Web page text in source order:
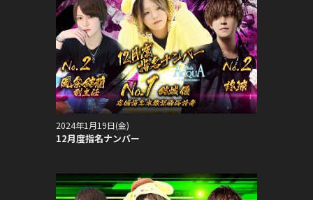
2024年1月19日(金)
12月度指名ナンバー